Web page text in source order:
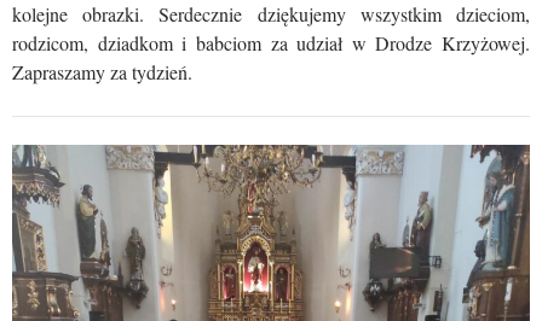
kolejne obrazki. Serdecznie dziękujemy wszystkim dzieciom,
rodzicom, dziadkom i babciom za udział w Drodze Krzyżowej.
Zapraszamy za tydzień.